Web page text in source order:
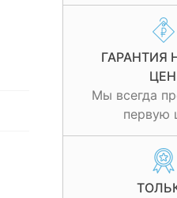
ГАРАНТИЯ
ЦЕН
Мы всегда
первую